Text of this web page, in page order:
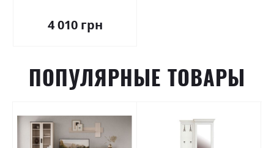
4 010 грн
ПОПУЛЯРНЫЕ ТОВАРЫ